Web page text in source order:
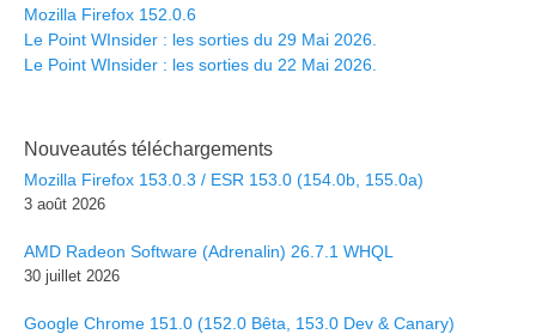
Mozilla Firefox 152.0.6
Le Point WInsider : les sorties du 29 Mai 2026.
Le Point WInsider : les sorties du 22 Mai 2026.
Nouveautés téléchargements
Mozilla Firefox 153.0.3 / ESR 153.0 (154.0b, 155.0a)
3 août 2026
AMD Radeon Software (Adrenalin) 26.7.1 WHQL
30 juillet 2026
Google Chrome 151.0 (152.0 Bêta, 153.0 Dev & Canary)